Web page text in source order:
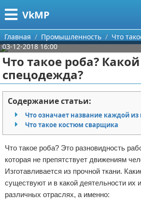
VkMP
Меню
Главная
Категории
Сельское хозяйство
Разное
Идеи бизнеса
Для руководителя
Промышленность
Международный бизнес
Поиск
О проекте
Контакты
Сотрудничество
Размещение рекламы
Для правообладателей
Главная Промышленность
Что
03-12-2018 16:00
Что такое роба?
спецодежда?
Содержание статьи:
Что означает название каждой из
Что такое костюм сварщика
Что такое роба? Это разновидность
которая не препятствует движениям
Изготавливается из прочной ткани.
существуют и в какой деятельности их
различных отраслях, а именно: